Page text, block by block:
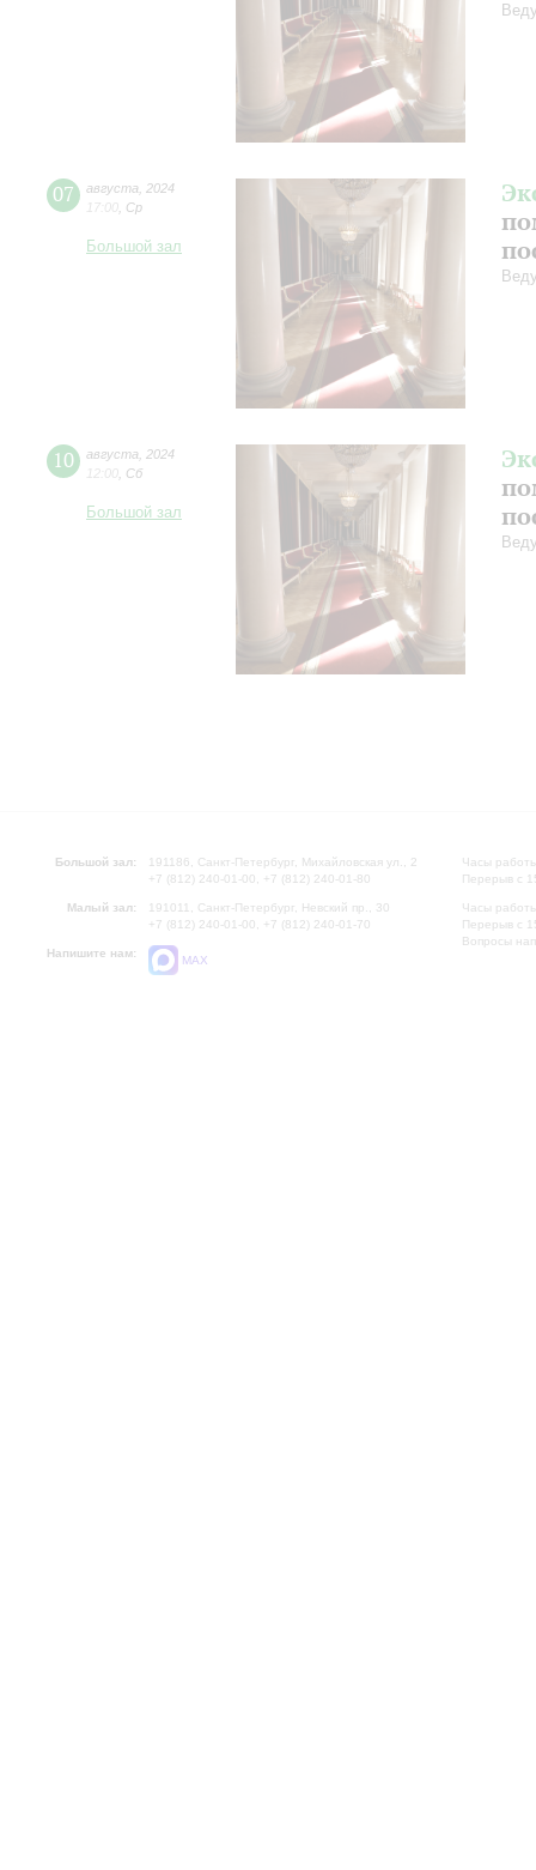
07 августа
2024
17:00 Ср
Большой зал
10 августа
2024
12:00 Сб
Большой зал
Большой зал:
191186, Санкт-Петербург, Михайловская ул., 2
+7 (812) 240-01-00, +7 (812) 240-01-80
Малый зал:
191011, Санкт-Петербург, Невский пр., 30
+7 (812) 240-01-00, +7 (812) 240-01-70
Напишите нам:
MAX
Часы
Перерыв с
Часы
Перерыв с
Вопросы